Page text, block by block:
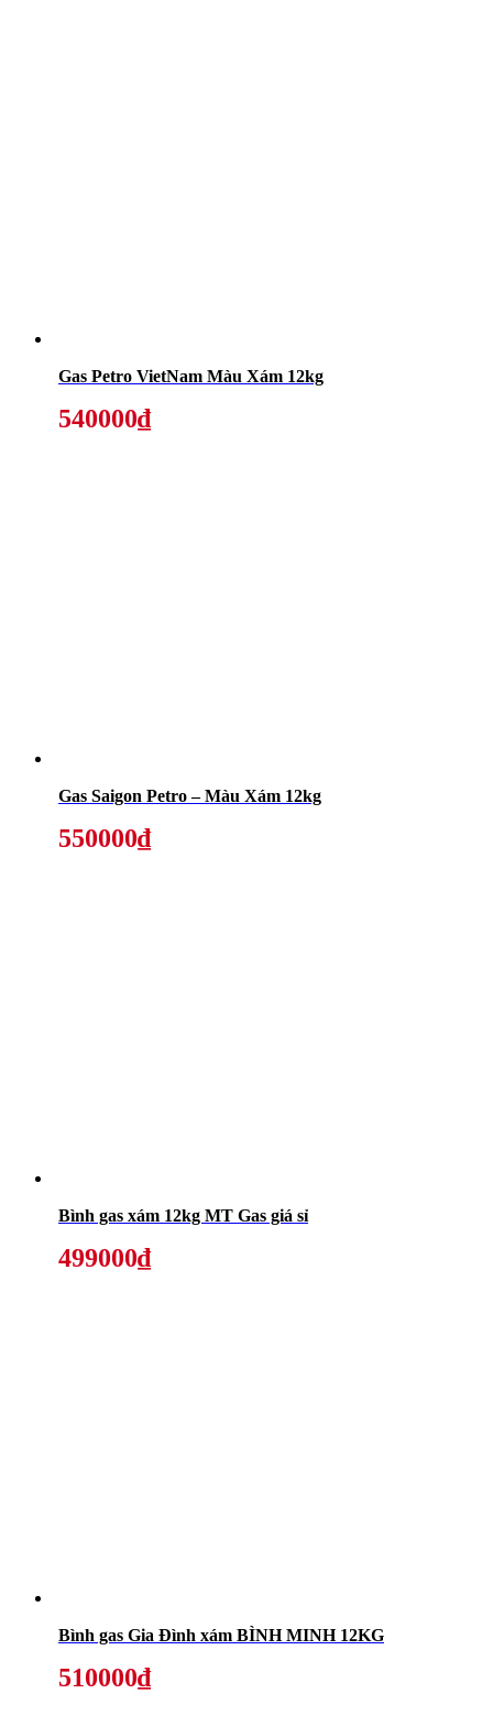
Gas Petro VietNam Màu Xám 12kg
540000₫
Gas Saigon Petro – Màu Xám 12kg
550000₫
Bình gas xám 12kg MT Gas giá sỉ
499000₫
Bình gas Gia Đình xám BÌNH MINH 12KG
510000₫